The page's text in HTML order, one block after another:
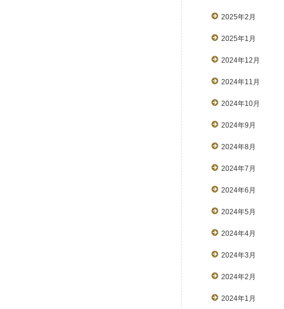
2025年2月
2025年1月
2024年12月
2024年11月
2024年10月
2024年9月
2024年8月
2024年7月
2024年6月
2024年5月
2024年4月
2024年3月
2024年2月
2024年1月